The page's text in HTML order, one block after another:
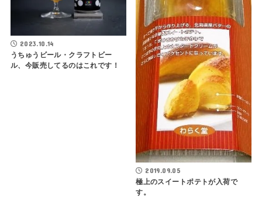
2023.10.14
うちゅうビール・クラフトビー
ル、今販売してるのはこれです！
2019.09.05
極上のスイートポテトが入荷で
す。